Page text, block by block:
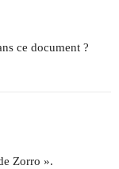
ce document ?
Zorro ».